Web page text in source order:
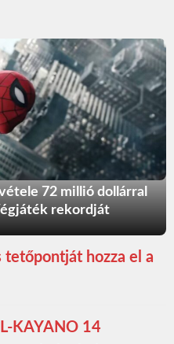
72 millió dollárral
rekordját
tetőpontját hozza el a
KAYANO 14